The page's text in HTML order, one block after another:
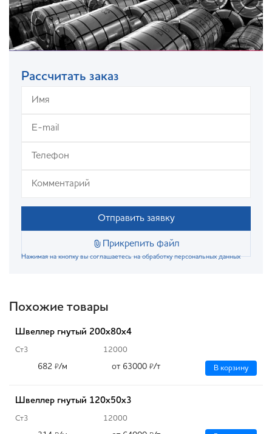
Рассчитать заказ
Отправить заявку
Прикрепить файл
Нажимая на кнопку вы соглашаетесь на обработку персональных данных
Похожие товары
Швеллер гнутый 200х80х4
Ст3 12000
682 ₽/м от 63000 ₽/т В корзину
Швеллер гнутый 120х50х3
Ст3 12000